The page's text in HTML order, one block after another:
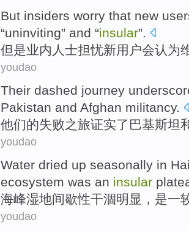
But insiders worry that new
“uninviting” and “insular”.
但是业内人士担忧新用户会认为
youdao
Their dashed journey
Pakistan and Afghan militancy.
他们的失败之旅证实了 巴基斯坦
youdao
Water dried up seasonally in
ecosystem was an insular
海峰湿地间歇性干涸明显， 是一
youdao